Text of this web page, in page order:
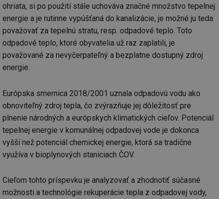
ohriata, si po použití stále uchováva značné množstvo tepelnej
energie a je rutinne vypúšťaná do kanalizácie, je možné ju teda
považovať za tepelnú stratu, resp. odpadové teplo. Toto
odpadové teplo, ktoré obyvatelia už raz zaplatili, je
považované za nevyčerpateľný a bezplatne dostupný zdroj
energie.
Európska smernica 2018/2001 uznala odpadovú vodu ako
obnoviteľný zdroj tepla, čo zvýrazňuje jej dôležitosť pre
plnenie národných a európskych klimatických cieľov. Potenciál
tepelnej energie v komunálnej odpadovej vode je dokonca
vyšší než potenciál chemickej energie, ktorá sa tradične
využíva v bioplynových staniciach ČOV.
Cieľom tohto príspevku je analyzovať a zhodnotiť súčasné
možnosti a technológie rekuperácie tepla z odpadovej vody,